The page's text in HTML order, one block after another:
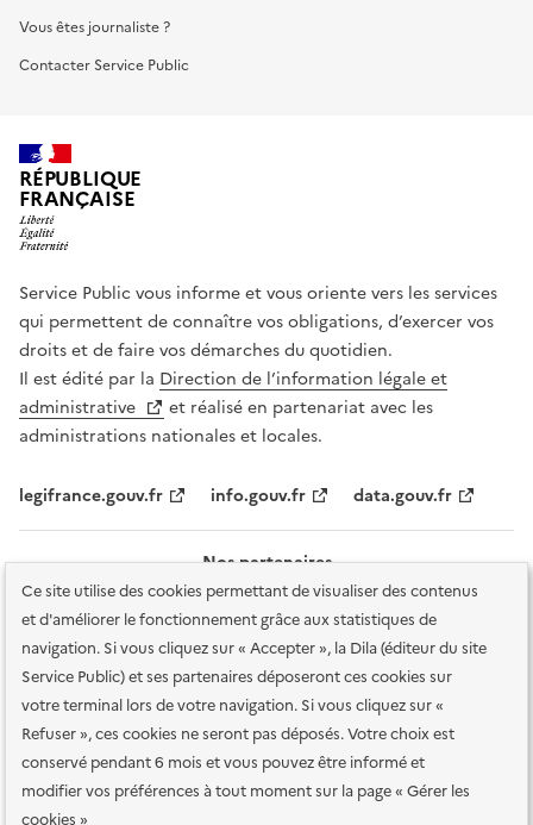
Ce site utilise des cookies permettant de visualiser des contenus
et d'améliorer le fonctionnement grâce aux statistiques de
navigation. Si vous cliquez sur « Accepter », la Dila (éditeur du site
Service Public) et ses partenaires déposeront ces cookies sur
votre terminal lors de votre navigation. Si vous cliquez sur «
Refuser », ces cookies ne seront pas déposés. Votre choix est
conservé pendant 6 mois et vous pouvez être informé et
modifier vos préférences à tout moment sur la page « Gérer les
cookies »
Vous êtes journaliste ?
Contacter Service Public
RÉPUBLIQUE
FRANÇAISE
Service Public vous informe et vous oriente vers les services
qui permettent de connaître vos obligations, d’exercer vos
droits et de faire vos démarches du quotidien.
Il est édité par la Direction de l’information légale et
administrative
et réalisé en partenariat avec les
administrations nationales et locales.
legifrance.gouv.fr info.gouv.fr data.gouv.fr
Nos partenaires
Plan du site Accessibilité : totalement conforme
Accessibilité des
services en ligne Mentions légales Données personnelles et sécurité
Conditions générales d'utilisation Gestion des cookies